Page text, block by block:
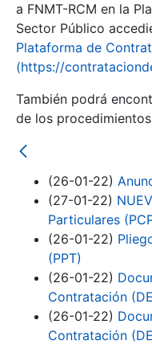
a FNMT-RCM en la
Sector Público
Plataforma de
(https://
También podrá
de los
(26-01-22)
(27-01-22)
Particulares
(26-01-22)
(PPT)
(26-01-22)
Contratación
(26-01-22)
Contratación